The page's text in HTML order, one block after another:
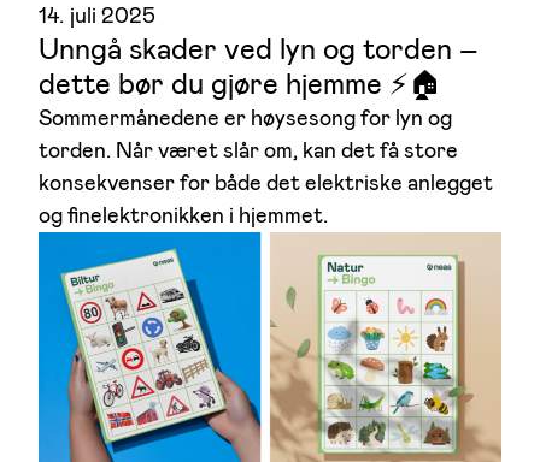
14. juli 2025
Unngå skader ved lyn og torden –
dette bør du gjøre hjemme ⚡🏠
Sommermånedene er høysesong for lyn og
torden. Når været slår om, kan det få store
konsekvenser for både det elektriske anlegget
og finelektronikken i hjemmet.